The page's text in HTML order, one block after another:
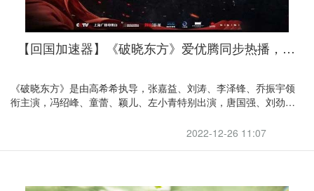
【回国加速器】《破晓东方》爱优腾同步热播，引力伴你回国追剧
《破晓东方》是由高希希执导，张嘉益、刘涛、李泽锋、乔振宇领
衔主演，冯绍峰、童蕾、颖儿、左小青特别出演，唐国强、刘劲、
2022-12-26 11:07